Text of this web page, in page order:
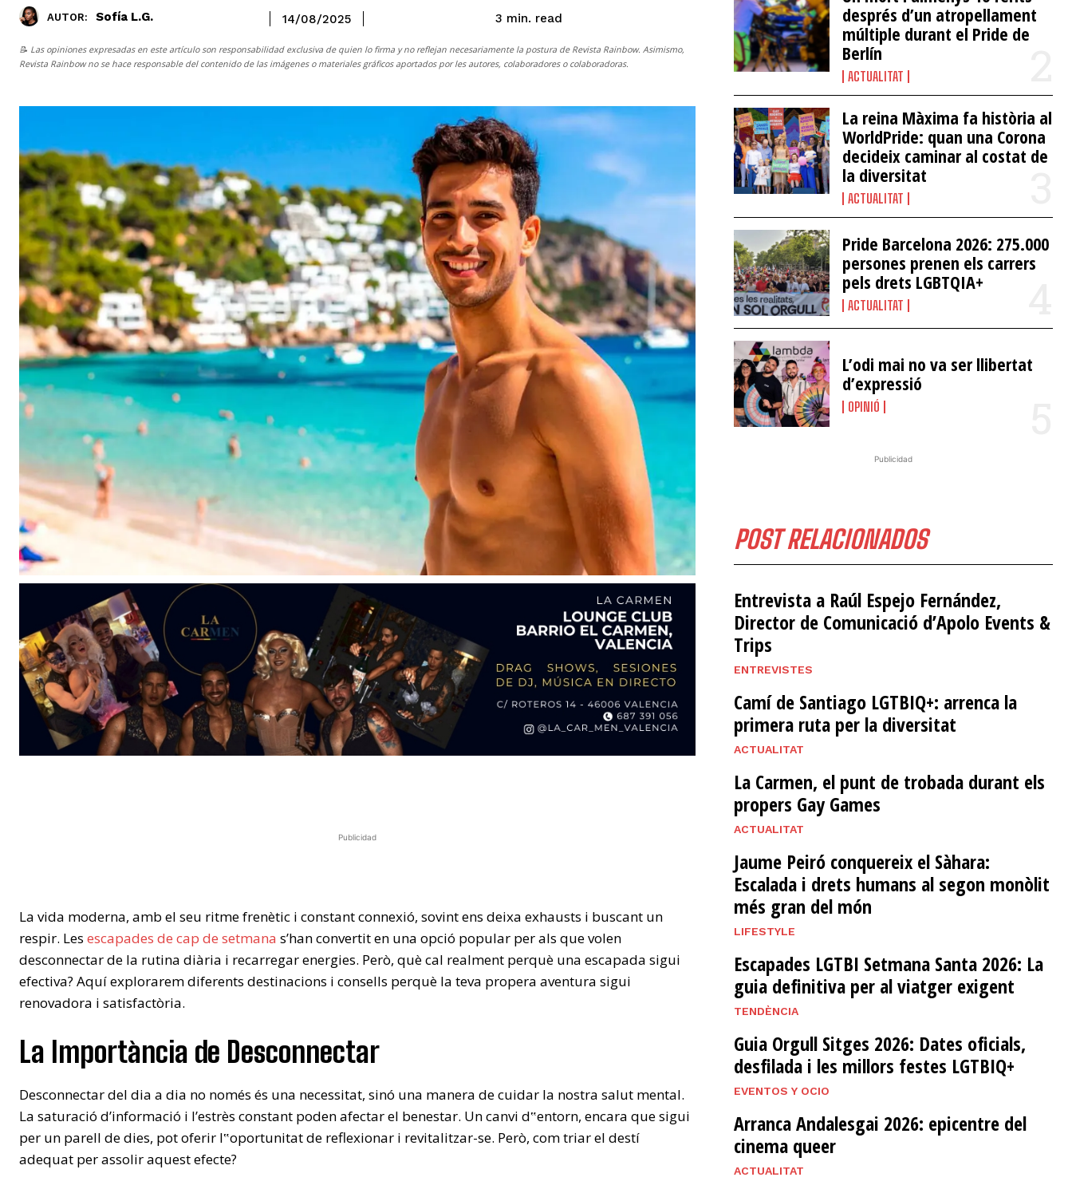
AUTOR: Sofía L.G. 14/08/2025 3 min. read
📝 Las opiniones expresadas en este artículo son responsabilidad exclusiva de quien lo firma y no reflejan necesariamente la postura de Revista Rainbow. Asimismo,
Revista Rainbowno se hace responsable del contenido de las imágenes o materiales gráficos aportados por les autores, colaboradores o colaboradoras.
Publicidad
La vida moderna, amb el seu ritme frenètic i constant connexió, sovint ens deixa exhausts i buscant un
respir. Les escapades de cap de setmana s’han convertit en una opció popular per als que volen
desconnectar de la rutina diària i recarregar energies. Però, què cal realment perquè una escapada sigui
efectiva? Aquí explorarem diferents destinacions i consells perquè la teva propera aventura sigui
renovadora i satisfactòria.
La Importància de Desconnectar
Desconnectar del dia a dia no només és una necessitat, sinó una manera de cuidar la nostra salut mental.
La saturació d’informació i l’estrès constant poden afectar el benestar. Un canvi d‟entorn, encara que sigui
per un parell de dies, pot oferir l‟oportunitat de reflexionar i revitalitzar-se. Però, com triar el destí
adequat per assolir aquest efecte?
després d’un atropellament
múltiple durant el Pride de
Berlín
ACTUALITAT
La reina Màxima fa història al
WorldPride: quan una Corona
decideix caminar al costat de
la diversitat
ACTUALITAT
Pride Barcelona 2026: 275.000
persones prenen els carrers
pels drets LGBTQIA+
ACTUALITAT
L’odi mai no va ser llibertat
d’expressió
OPINIÓ
Publicidad
POST RELACIONADOS
Entrevista a Raúl Espejo Fernández,
Director de Comunicació d’Apolo Events &
Trips
ENTREVISTES
​Camí de Santiago LGTBIQ+: arrenca la
primera ruta per la diversitat
ACTUALITAT
La Carmen, el punt de trobada durant els
propers Gay Games
ACTUALITAT
Jaume Peiró conquereix el Sàhara:
Escalada i drets humans al segon monòlit
més gran del món
LIFESTYLE
Escapades LGTBI Setmana Santa 2026: La
guia definitiva per al viatger exigent
TENDÈNCIA
Guia Orgull Sitges 2026: Dates oficials,
desfilada i les millors festes LGTBIQ+
EVENTOS Y OCIO
Arranca Andalesgai 2026: epicentre del
cinema queer
ACTUALITAT